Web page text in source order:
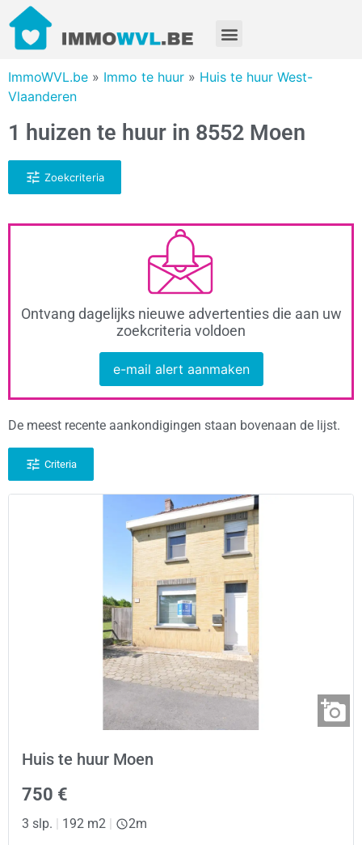
ImmoWVL.be » Immo te huur » Huis te huur West-
Vlaanderen
1 huizen te huur in 8552 Moen
Zoekcriteria
Ontvang dagelijks nieuwe advertenties die aan uw
zoekcriteria voldoen
e-mail alert aanmaken
De meest recente aankondigingen staan bovenaan de lijst.
Criteria
Huis te huur Moen
750 €
3 slp. 192 m2 2m